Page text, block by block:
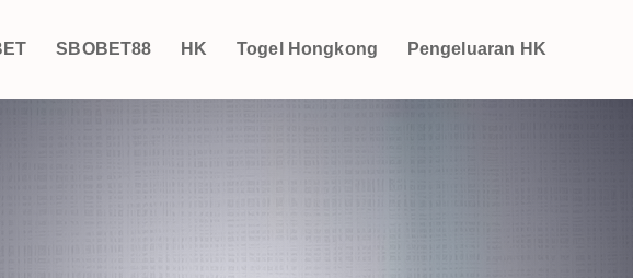
SBOBET88 HK Togel Hongkong Pengeluaran HK